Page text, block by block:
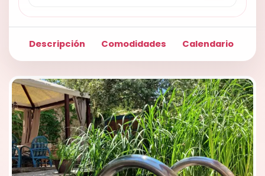
Descripción Comodidades Calendario